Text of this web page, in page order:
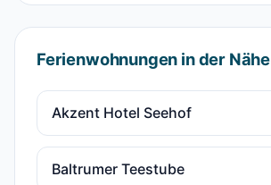
Ferienwohnungen in der Nähe
Akzent Hotel Seehof
Baltrumer Teestube